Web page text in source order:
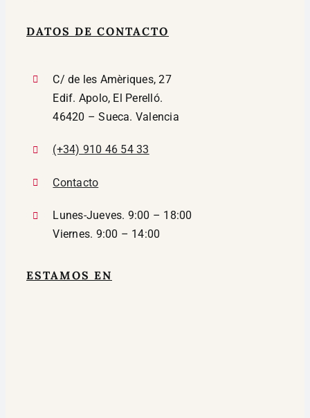
DATOS DE CONTACTO
C/ de les Amèriques, 27
Edif. Apolo, El Perelló.
46420 – Sueca. Valencia
(+34) 910 46 54 33
Contacto
Lunes-Jueves. 9:00 – 18:00
Viernes. 9:00 – 14:00
ESTAMOS EN